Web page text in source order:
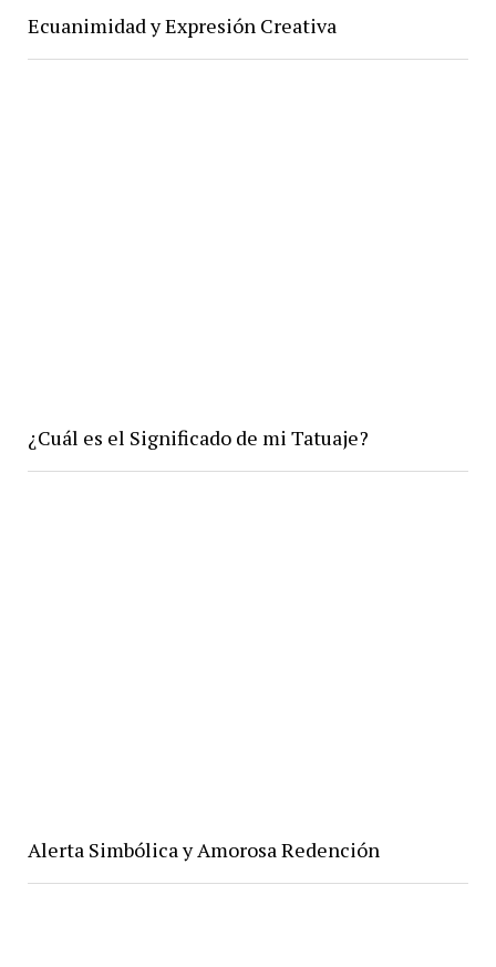
Ecuanimidad y Expresión Creativa
¿Cuál es el Significado de mi Tatuaje?
Alerta Simbólica y Amorosa Redención